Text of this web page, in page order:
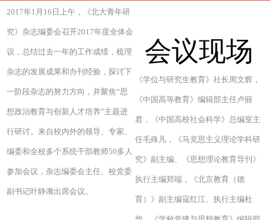
2017年1月16日上午，《北大青年研
究》杂志编委会召开2017年度全体会
议，总结过去一年的工作成绩，梳理
杂志的发展成果和办刊经验，探讨下
一阶段杂志的努力方向，并聚焦“思
想政治教育与创新人才培养”主题进
行研讨。来自校内外的领导、专家、
编委和全校多个系统干部教师50多人
参加会议，杂志编委会主任、校党委
副书记叶静漪出席会议。
会议现场
《学位与研究生教育》社长周文辉，
《中国高等教育》编辑部主任卢丽
君，《中国高校社会科学》总编室主
任毛殊凡，《马克思主义理论学科研
究》副主编、《思想理论教育导刊》
执行主编郑端，《北京教育（德
育）》副主编寇红江、执行主编杜